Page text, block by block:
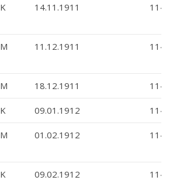
K 14.11.1911 114
M 11.12.1911 114
M 18.12.1911 114
K 09.01.1912 114
M 01.02.1912 114
K 09.02.1912 114